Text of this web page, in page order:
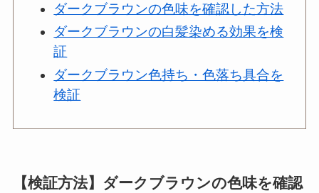
ダークブラウンの色味を確認した方法
ダークブラウンの白髪染める効果を検
証
ダークブラウン色持ち・色落ち具合を
検証
【検証方法】ダークブラウンの色味を確認